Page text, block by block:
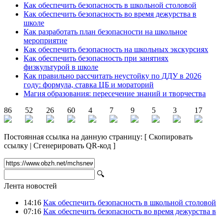
Как обеспечить безопасность в школьной столовой
Как обеспечить безопасность во время дежурства в
школе
Как разработать план безопасности на школьное
мероприятие
Как обеспечить безопасность на школьных экскурсиях
Как обеспечить безопасность при занятиях
физкультурой в школе
Как правильно рассчитать неустойку по ДДУ в 2026
году: формула, ставка ЦБ и мораторий
Магия образования: пересечение знаний и творчества
86
52 26 60 4 7 9 5 3 17
Постоянная ссылка на данную страницу: [ Скопировать
ссылку | Сгенерировать QR-код ]
🔍
Лента новостей
14:16 Как обеспечить безопасность в школьной столовой
07:16 Как обеспечить безопасность во время дежурства в